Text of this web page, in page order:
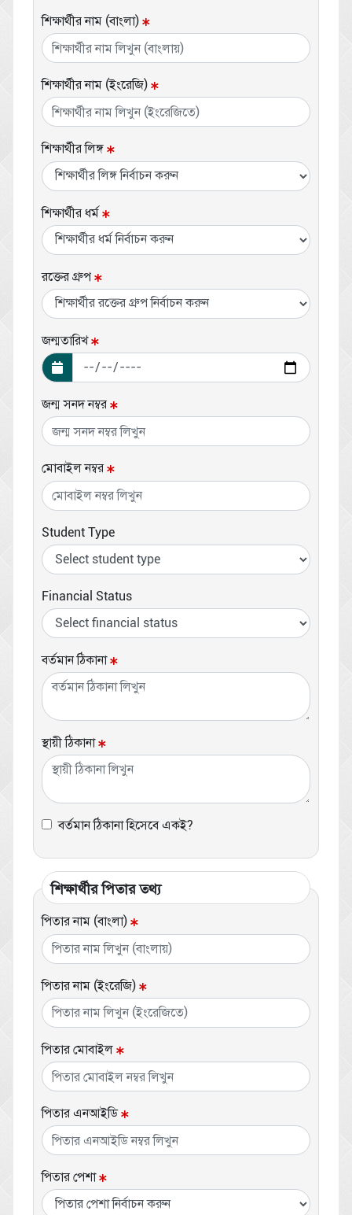
শিক্ষার্থীর নাম (বাংলা)
শিক্ষার্থীর নাম (ইংরেজি)
শিক্ষার্থীর লিঙ্গ
শিক্ষার্থীর ধর্ম
রক্তের গ্রুপ
জন্মতারিখ
জন্ম সনদ নম্বর
মোবাইল নম্বর
Student Type
Financial Status
বর্তমান ঠিকানা
স্থায়ী ঠিকানা
বর্তমান ঠিকানা হিসেবে একই?
শিক্ষার্থীর পিতার তথ্য
পিতার নাম (বাংলা)
পিতার নাম (ইংরেজি)
পিতার মোবাইল
পিতার এনআইডি
পিতার পেশা